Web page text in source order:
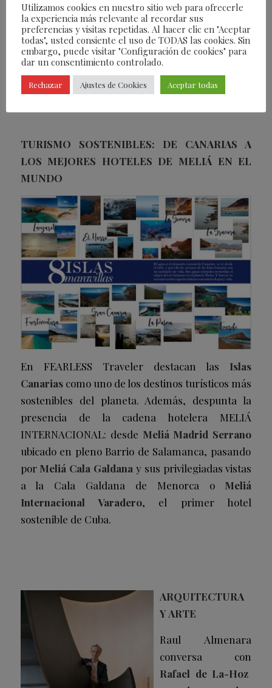
actores comoJosé Lamuño y Fariba Sheikhan
También completa su sección con un reportaje
enEl Corral de la Moreríacon diferentes
figuras del flamenco. Fotografía Juan Carlos
Vega © (Jamón Jamón) y Miky Guerra © (Corral
y aparte).
TURISMO SOSTENIBLES: DE CANARIAS A
LOS MEJORES HOTELES DE MELIÁ EN EL
MUNDO
En FEARLESS Traveler destacan las Islas
Canariascomo uno de los destinos turísticos más
sostenibles del planeta. Además, despunta la
presencia de la cadena hotelera MELIÁ
INTERNACIONAL: desde Meliá Madrid Serrano
ubicado en pleno Barrio de Salamanca, pasando
por Meliá Cala Galdana y sus privilegiadas vistas
a la Cala Galdana de Menorca o Meliá
Internacional Varadero, el primer hotel
sostenible de Cuba.
ARQUITECTURA
Y ARTE
Raul Almenara
conversa con
Rafael de La-Hoz
Utilizamos cookies en nuestro sitio web para ofrecerle
la experiencia más relevante al recordar sus
preferencias y visitas repetidas. Al hacer clic en "Aceptar
todas", usted consiente el uso de TODAS las cookies. Sin
embargo, puede visitar "Configuración de cookies" para
dar un consentimiento controlado.
Rechazar Ajustes de Cookies Aceptar todas